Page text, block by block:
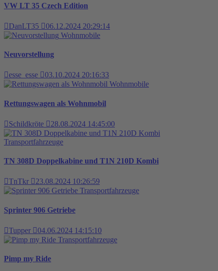
VW LT 35 Czech Edition
DanLT35
06.12.2024 20:29:14
Wohnmobile
Neuvorstellung
esse_esse
03.10.2024 20:16:33
Wohnmobile
Rettungswagen als Wohnmobil
Schildkröte 28.08.2024 14:45:00
Transportfahrzeuge
TN 308D Doppelkabine und T1N 210D Kombi
TnTkr
23.08.2024 10:26:59
Transportfahrzeuge
Sprinter 906 Getriebe
Tupper
04.06.2024 14:15:10
Transportfahrzeuge
Pimp my Ride